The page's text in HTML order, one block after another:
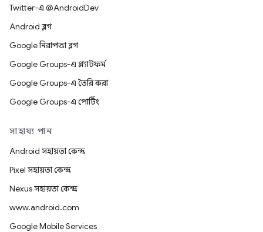
Twitter-এ @AndroidDev
Android ব্লগ
Google নিরাপত্তা ব্লগ
Google Groups-এ প্ল্যাটফর্ম
Google Groups-এ তৈরি করা
Google Groups-এ পোর্টিং
সাহায্য পান
Android সহায়তা কেন্দ্র
Pixel সহায়তা কেন্দ্র
Nexus সহায়তা কেন্দ্র
www.android.com
Google Mobile Services